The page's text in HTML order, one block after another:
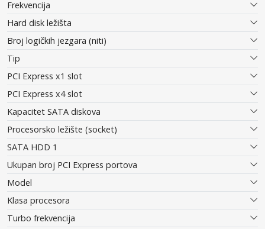
Frekvencija
Hard disk ležišta
Broj logičkih jezgara (niti)
Tip
PCI Express x1 slot
PCI Express x4 slot
Kapacitet SATA diskova
Procesorsko ležište (socket)
SATA HDD 1
Ukupan broj PCI Express portova
Model
Klasa procesora
Turbo frekvencija